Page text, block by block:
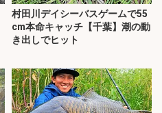
村田川デイシーバスゲームで55
cm本命キャッチ【千葉】潮の動
き出しでヒット